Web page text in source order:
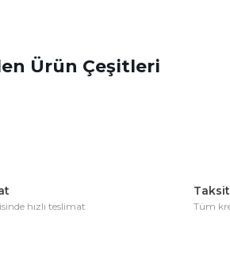
bozuk veya görüntülenemiyor.
Ürün Çeşitleri
hızlı teslimat Tüm